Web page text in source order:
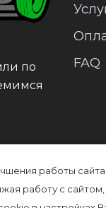
работы
работу с
по
FAQ